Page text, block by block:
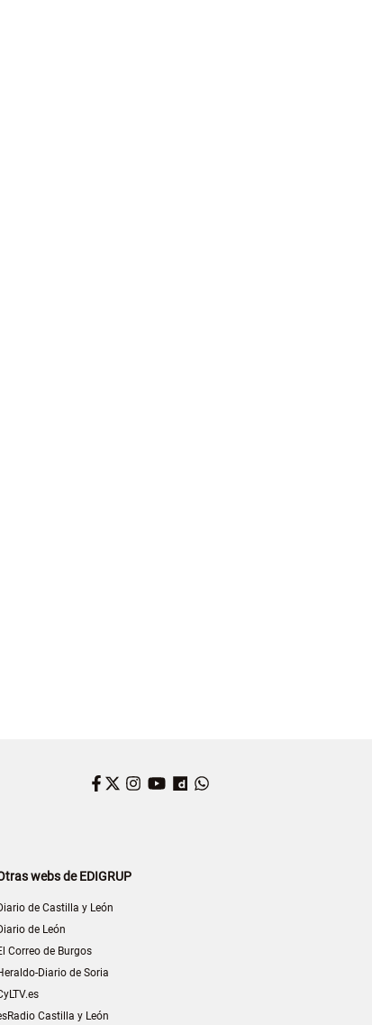
Facebook
Twitter
Instagram
YouTube
Dailymotion
webs de EDIGRUP
de Castilla y León
de León
Correo de Burgos
Diario de Soria
Castilla y León